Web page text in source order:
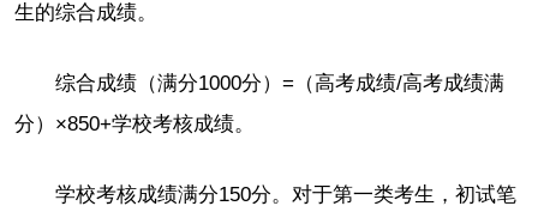
生的综合成绩。
综合成绩（满分1000分）=（高考成绩/高考成绩满
分）×850+学校考核成绩。
学校考核成绩满分150分。对于第一类考生，初试笔